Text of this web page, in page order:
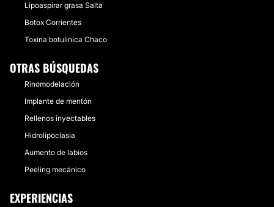
Lipoaspirar grasa Salta
Botox Corrientes
Toxina botulinica Chaco
OTRAS BÚSQUEDAS
Rinomodelación
Implante de mentón
Rellenos inyectables
Hidrolipoclasia
Aumento de labios
Peeling mecánico
EXPERIENCIAS